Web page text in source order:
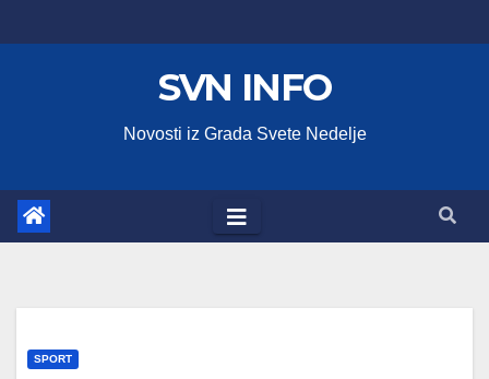
to
SVN INFO
Novosti iz Grada Svete Nedelje
SPORT